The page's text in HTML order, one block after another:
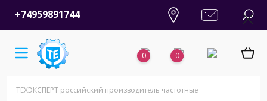
+74959891744
0 0
ТЕХЭКСПЕРТ российский производитель частотные